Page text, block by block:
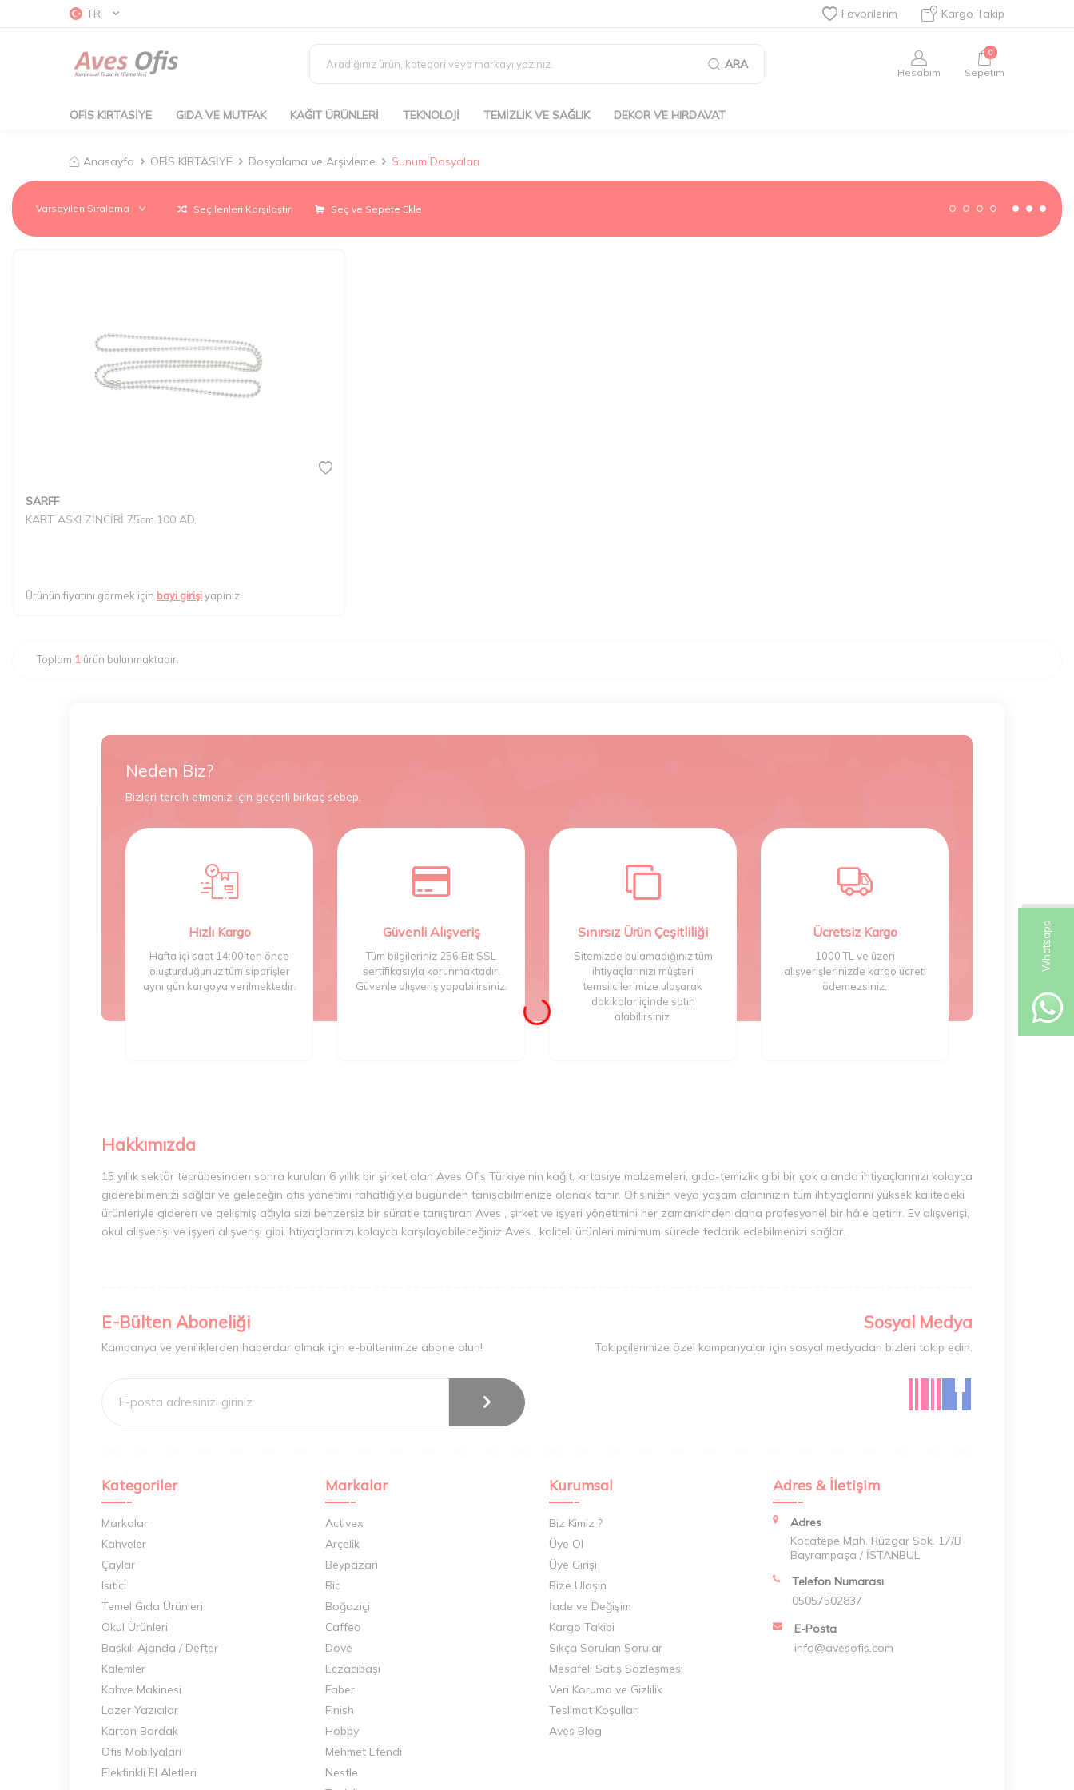
W
h
t
s
a
p
p
D
e
s
e
H
a
t
t
TR Favorilerim Kargo Takip
ARA
Hesabım
0
Sepetim
OFİS KIRTASİYE GIDA VE MUTFAK KAĞIT ÜRÜNLERİ TEKNOLOJİ TEMİZLİK VE SAĞLIK DEKOR VE HIRDAVAT
Anasayfa OFİS KIRTASİYE Dosyalama ve Arşivleme Sunum Dosyaları
Seçilenleri Karşılaştır Seç ve Sepete Ekle
SARFF
KART ASKI ZİNCİRİ 75cm.100 AD.
Ürünün fiyatını görmek için bayi girişiyapınız
Toplam 1 ürün bulunmaktadır.
Neden Biz?
Bizleri tercih etmeniz için geçerli birkaç sebep.
Hızlı Kargo
Hafta içi saat 14:00’ten önce
oluşturduğunuz tüm siparişler
aynı gün kargoya verilmektedir.
Güvenli Alışveriş
Tüm bilgileriniz 256 Bit SSL
sertifikasıyla korunmaktadır.
Güvenle alışveriş yapabilirsiniz.
Sınırsız Ürün Çeşitliliği
Sitemizde bulamadığınız tüm
ihtiyaçlarınızı müşteri
temsilcilerimize ulaşarak
dakikalar içinde satın
alabilirsiniz.
Ücretsiz Kargo
1000 TL ve üzeri
alışverişlerinizde kargo ücreti
ödemezsiniz.
Hakkımızda
15 yıllık sektör tecrübesinden sonra kurulan 6 yıllık bir şirket olan Aves Ofis Türkiye’nin kağıt, kırtasiye malzemeleri, gıda-temizlik gibi bir çok alanda ihtiyaçlarınızı kolayca
giderebilmenizi sağlar ve geleceğin ofis yönetimi rahatlığıyla bugünden tanışabilmenize olanak tanır. Ofisinizin veya yaşam alanınızın tüm ihtiyaçlarını yüksek kalitedeki
ürünleriyle gideren ve gelişmiş ağıyla sizi benzersiz bir süratle tanıştıran Aves , şirket ve işyeri yönetimini her zamankinden daha profesyonel bir hâle getirir. Ev alışverişi,
okul alışverişi ve işyeri alışverişi gibi ihtiyaçlarınızı kolayca karşılayabileceğiniz Aves , kaliteli ürünleri minimum sürede tedarik edebilmenizi sağlar.
E-Bülten Aboneliği
Kampanya ve yeniliklerden haberdar olmak için e-bültenimize abone olun!
Sosyal Medya
Takipçilerimize özel kampanyalar için sosyal medyadan bizleri takip edin.
Kategoriler
Markalar
Kahveler
Çaylar
Isıtıcı
Temel Gıda Ürünleri
Okul Ürünleri
Baskılı Ajanda / Defter
Kalemler
Kahve Makinesi
Lazer Yazıcılar
Karton Bardak
Ofis Mobilyaları
Elektirikli El Aletleri
Markalar
Activex
Arçelik
Beypazarı
Bic
Boğaziçi
Caffeo
Dove
Eczacıbaşı
Faber
Finish
Hobby
Mehmet Efendi
Nestle
Kurumsal
Biz Kimiz ?
Üye Ol
Üye Girişi
Bize Ulaşın
İade ve Değişim
Kargo Takibi
Sıkça Sorulan Sorular
Mesafeli Satış Sözleşmesi
Veri Koruma ve Gizlilik
Teslimat Koşulları
Aves Blog
Adres & İletişim
Adres
Kocatepe Mah. Rüzgar Sok. 17/B
Bayrampaşa / İSTANBUL
Telefon Numarası
05057502837
E-Posta
info@avesofis.com